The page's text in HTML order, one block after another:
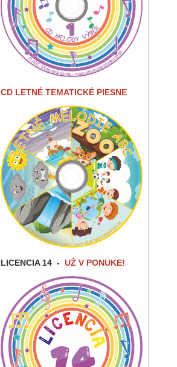
CD LETNÉ TEMATICKÉ PIESNE
LICENCIA 14 - UŽ V PONUKE!